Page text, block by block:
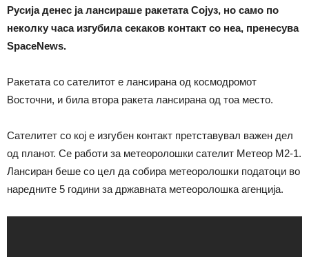
Русија денес ја лансираше ракетата Сојуз, но само по
неколку часа изгубила секаков контакт со неа, пренесува
SpaceNews.
Ракетата со сателитот е лансирана од космодромот
Восточни, и била втора ракета лансирана од тоа место.
Сателитет со кој е изгубен контакт претставувал важен дел
од планот. Се работи за метеоролошки сателит Метеор М2-1.
Лансиран беше со цел да собира метеоролошки податоци во
наредните 5 години за државната метеоролошка агенција.